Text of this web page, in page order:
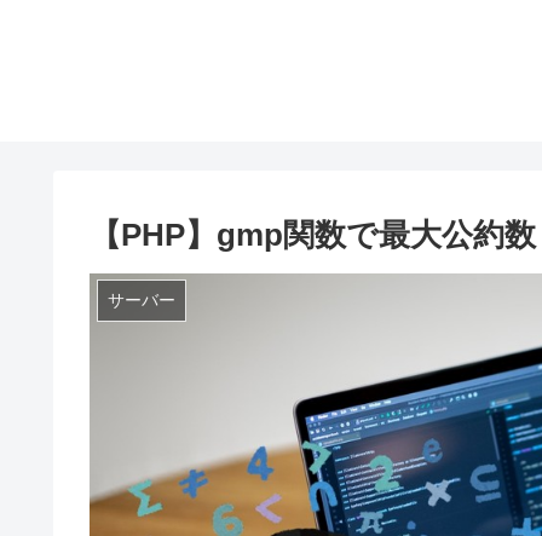
【PHP】gmp関数で最大公約
サーバー